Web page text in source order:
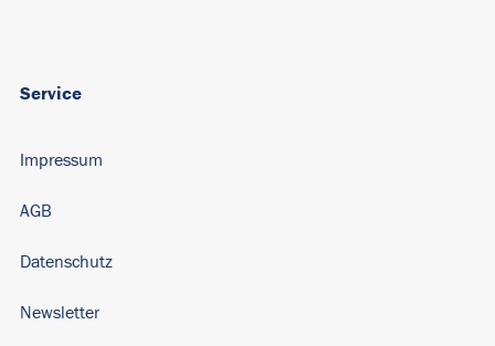
Service
Impressum
AGB
Datenschutz
Newsletter